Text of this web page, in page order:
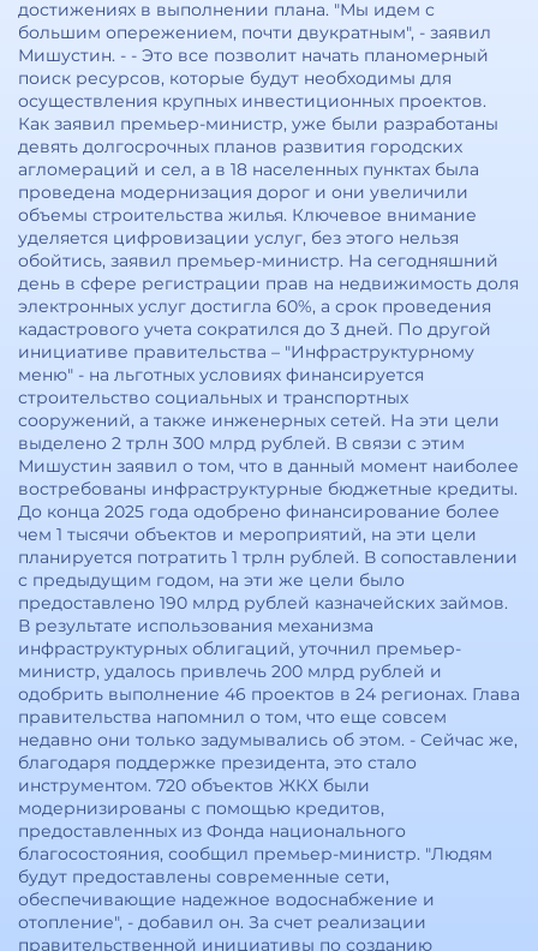
достижениях в выполнении плана. "Мы идем с
большим опережением, почти двукратным", - заявил
Мишустин. - - Это все позволит начать планомерный
поиск ресурсов, которые будут необходимы для
осуществления крупных инвестиционных проектов.
Как заявил премьер-министр, уже были разработаны
девять долгосрочных планов развития городских
агломераций и сел, а в 18 населенных пунктах была
проведена модернизация дорог и они увеличили
объемы строительства жилья. Ключевое внимание
уделяется цифровизации услуг, без этого нельзя
обойтись, заявил премьер-министр. На сегодняшний
день в сфере регистрации прав на недвижимость доля
электронных услуг достигла 60%, а срок проведения
кадастрового учета сократился до 3 дней. По другой
инициативе правительства – "Инфраструктурному
меню" - на льготных условиях финансируется
строительство социальных и транспортных
сооружений, а также инженерных сетей. На эти цели
выделено 2 трлн 300 млрд рублей. В связи с этим
Мишустин заявил о том, что в данный момент наиболее
востребованы инфраструктурные бюджетные кредиты.
До конца 2025 года одобрено финансирование более
чем 1 тысячи объектов и мероприятий, на эти цели
планируется потратить 1 трлн рублей. В сопоставлении
с предыдущим годом, на эти же цели было
предоставлено 190 млрд рублей казначейских займов.
В результате использования механизма
инфраструктурных облигаций, уточнил премьер-
министр, удалось привлечь 200 млрд рублей и
одобрить выполнение 46 проектов в 24 регионах. Глава
правительства напомнил о том, что еще совсем
недавно они только задумывались об этом. - Сейчас же,
благодаря поддержке президента, это стало
инструментом. 720 объектов ЖКХ были
модернизированы с помощью кредитов,
предоставленных из Фонда национального
благосостояния, сообщил премьер-министр. "Людям
будут предоставлены современные сети,
обеспечивающие надежное водоснабжение и
отопление", - добавил он. За счет реализации
правительственной инициативы по созданию